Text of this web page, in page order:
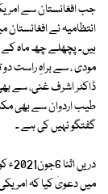
جب افغانستان سے
انتظامیہ نے
ہیں۔ پچھلے چھ ماہ کے
مودی ، سے براہِ راست
ڈاکٹر اشرف غنی، سے
طیب اردوان سے بھی
گفتگو نہیں کی ہے ۔
میں دعویٰ کیا کہ